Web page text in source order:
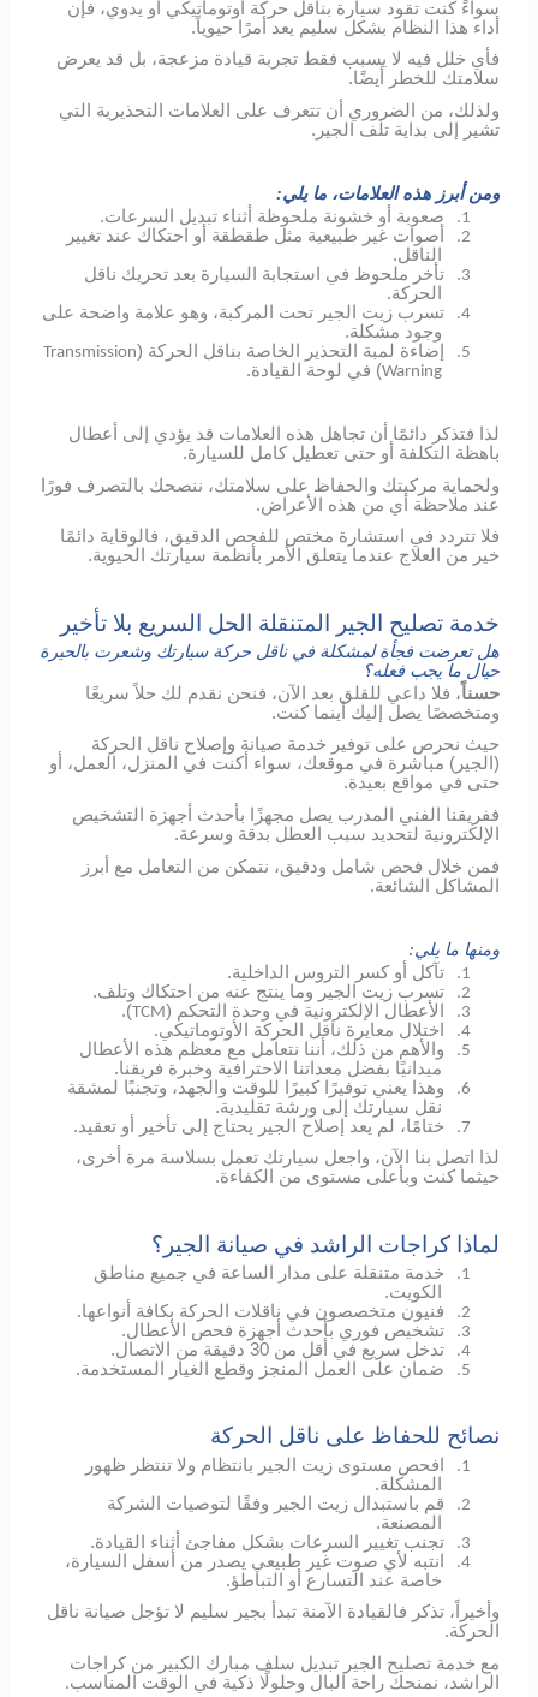
سواءً كنت تقود سيارة بناقل حركة أوتوماتيكي أو يدوي، فإن
أداء هذا النظام بشكل سليم يعد أمرًا حيوياً.
فأي خلل فيه لا يسبب فقط تجربة قيادة مزعجة، بل قد يعرض
سلامتك للخطر أيضًا.
ولذلك، من الضروري أن تتعرف على العلامات التحذيرية التي
تشير إلى بداية تلف الجير.
ومن أبرز هذه العلامات، ما يلي:
1. صعوبة أو خشونة ملحوظة أثناء تبديل السرعات.
2.
أصوات غير طبيعية مثل طقطقة أو احتكاك عند تغيير
الناقل.
3.
تأخر ملحوظ في استجابة السيارة بعد تحريك ناقل
الحركة.
4.
تسرب زيت الجير تحت المركبة، وهو علامة واضحة على
وجود مشكلة.
5. إضاءة لمبة التحذير الخاصة بناقل الحركة (Transmission
Warning) في لوحة القيادة.
لذا فتذكر دائمًا أن تجاهل هذه العلامات قد يؤدي إلى أعطال
باهظة التكلفة أو حتى تعطيل كامل للسيارة.
ولحماية مركبتك والحفاظ على سلامتك، ننصحك بالتصرف فورًا
عند ملاحظة أي من هذه الأعراض.
فلا تتردد في استشارة مختص للفحص الدقيق، فالوقاية دائمًا
خير من العلاج عندما يتعلق الأمر بأنظمة سيارتك الحيوية.
خدمة تصليح الجير المتنقلة الحل السريع بلا تأخير
هل تعرضت فجأة لمشكلة في ناقل حركة سيارتك وشعرت بالحيرة
حيال ما يجب فعله؟
حسناً، فلا داعي للقلق بعد الآن، فنحن نقدم لك حلاً سريعًا
ومتخصصًا يصل إليك أينما كنت.
حيث نحرص على توفير خدمة صيانة وإصلاح ناقل الحركة
(الجير) مباشرة في موقعك، سواء أكنت في المنزل، العمل، أو
حتى في مواقع بعيدة.
ففريقنا الفني المدرب يصل مجهزًا بأحدث أجهزة التشخيص
الإلكترونية لتحديد سبب العطل بدقة وسرعة.
فمن خلال فحص شامل ودقيق، نتمكن من التعامل مع أبرز
المشاكل الشائعة.
ومنها ما يلي:
1. تآكل أو كسر التروس الداخلية.
2. تسرب زيت الجير وما ينتج عنه من احتكاك وتلف.
3. الأعطال الإلكترونية في وحدة التحكم (TCM
).
4. اختلال معايرة ناقل الحركة الأوتوماتيكي.
5.
والأهم من ذلك، أننا نتعامل مع معظم هذه الأعطال
ميدانيًا بفضل معداتنا الاحترافية وخبرة فريقنا.
6.
وهذا يعني توفيرًا كبيرًا للوقت والجهد، وتجنبًا لمشقة
نقل سيارتك إلى ورشة تقليدية.
7.
ختامًا، لم يعد إصلاح الجير يحتاج إلى تأخير أو تعقيد.
لذا اتصل بنا الآن، واجعل سيارتك تعمل بسلاسة مرة أخرى،
حيثما كنت وبأعلى مستوى من الكفاءة.
لماذا كراجات الراشد في صيانة الجير؟
1.
خدمة متنقلة على مدار الساعة في جميع مناطق
الكويت.
2. فنيون متخصصون في ناقلات الحركة بكافة أنواعها.
3. تشخيص فوري بأحدث أجهزة فحص الأعطال.
4. تدخل سريع في أقل من 30 دقيقة من الاتصال.
5. ضمان على العمل المنجز وقطع الغيار المستخدمة.
نصائح للحفاظ على ناقل الحركة
1.
افحص مستوى زيت الجير بانتظام ولا تنتظر ظهور
المشكلة.
2.
قم باستبدال زيت الجير وفقًا لتوصيات الشركة
المصنعة.
3. تجنب تغيير السرعات بشكل مفاجئ أثناء القيادة.
4.
انتبه لأي صوت غير طبيعي يصدر من أسفل السيارة،
خاصة عند التسارع أو التباطؤ.
وأخيراً، تذكر فالقيادة الآمنة تبدأ بجير سليم لا تؤجل صيانة ناقل
الحركة.
مع خدمة تصليح الجير تبديل سلف مبارك الكبير من كراجات
الراشد، نمنحك راحة البال وحلولًا ذكية في الوقت المناسب.